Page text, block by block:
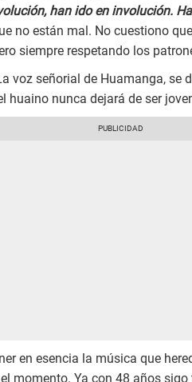
han ido en involución.
no están mal. No cuestiono
siempre respetando los
voz señorial de Huamanga, se
huaino nunca dejará de ser
en esencia la música que
momento. Ya con 48 años